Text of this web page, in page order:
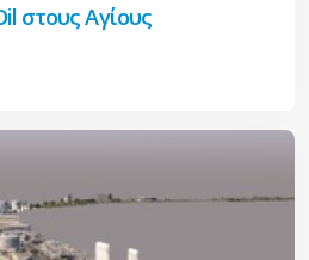
στους Αγίους